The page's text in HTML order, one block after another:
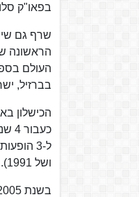
בפאו"ק
בברזיל,
ושל 1991).